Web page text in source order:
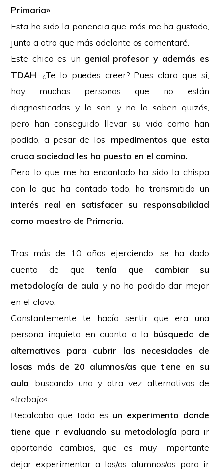
Primaria»
Esta ha sido la ponencia que más me ha gustado,
junto a otra que más adelante os comentaré.
Este chico es un genial profesor y además es
TDAH. ¿Te lo puedes creer? Pues claro que si,
hay muchas personas que no están
diagnosticadas y lo son, y no lo saben quizás,
pero han conseguido llevar su vida como han
podido, a pesar de los impedimentos que esta
cruda sociedad les ha puesto en el camino.
Pero lo que me ha encantado ha sido la chispa
con la que ha contado todo, ha transmitido un
interés real en satisfacer su responsabilidad
como maestro de Primaria.
Tras más de 10 años ejerciendo, se ha dado
cuenta de que tenía que cambiar su
metodología de aula y no ha podido dar mejor
en el clavo.
Constantemente te hacía sentir que era una
persona inquieta en cuanto a la búsqueda de
alternativas para cubrir las necesidades de
losas más de 20 alumnos/as que tiene en su
aula, buscando una y otra vez alternativas de
«trabajo«.
Recalcaba que todo es un experimento donde
tiene que ir evaluando su metodología para ir
aportando cambios, que es muy importante
dejar experimentar a los/as alumnos/as para ir